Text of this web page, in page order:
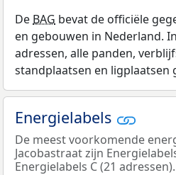
De BAG bevat de officiële
en gebouwen in Nederland.
adressen, alle panden,
standplaatsen en ligplaatsen
Energielabels
De meest voorkomende
Jacobastraat zijn
Energielabels C (21 adressen).